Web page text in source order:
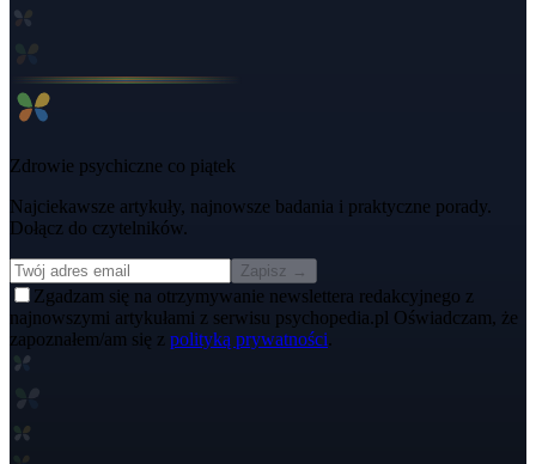
Zdrowie psychiczne co piątek
Najciekawsze artykuły, najnowsze badania i praktyczne porady.
Dołącz do czytelników.
Zapisz →
Zgadzam się na otrzymywanie newslettera redakcyjnego z
najnowszymi artykułami z serwisu psychopedia.pl Oświadczam, że
zapoznałem/am się z polityką prywatności.